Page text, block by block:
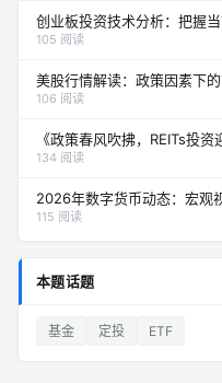
创业板投资技术分析：把握
105 阅读
美股行情解读：政策因素下
106 阅读
《政策春风吹拂，REITs投资
134 阅读
2026年数字货币动态：宏观
115 阅读
本题话题
基金 定投 ETF